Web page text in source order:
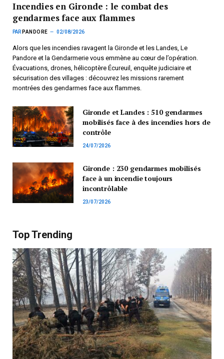
Incendies en Gironde : le combat des
gendarmes face aux flammes
PAR PANDORE 02/08/2026
Alors que les incendies ravagent la Gironde et les Landes, Le
Pandore et la Gendarmerie vous emmène au cœur de l’opération.
Évacuations, drones, hélicoptère Écureuil, enquête judiciaire et
sécurisation des villages : découvrez les missions rarement
montrées des gendarmes face aux flammes.
Gironde et Landes : 510 gendarmes
mobilisés face à des incendies hors de
contrôle
24/07/2026
Gironde : 230 gendarmes mobilisés
face à un incendie toujours
incontrôlable
23/07/2026
Top Trending